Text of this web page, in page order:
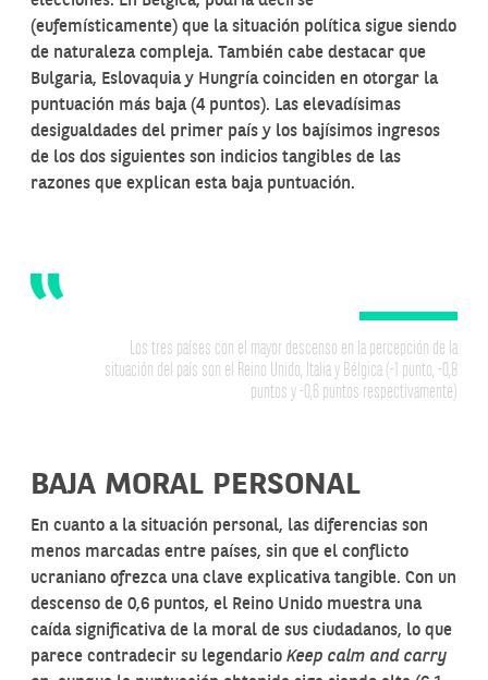
(eufemísticamente) que la situación política sigue siendo
de naturaleza compleja. También cabe destacar que
Bulgaria, Eslovaquia y Hungría coinciden en otorgar la
puntuación más baja (4 puntos). Las elevadísimas
desigualdades del primer país y los bajísimos ingresos
de los dos siguientes son indicios tangibles de las
razones que explican esta baja puntuación.
Los tres países con el mayor descenso en la percepción de la
situación del país son el Reino Unido, Italia y Bélgica (-1 punto, -0,8
puntos y -0,6 puntos respectivamente)
BAJA MORAL PERSONAL
En cuanto a la situación personal, las diferencias son
menos marcadas entre países, sin que el conflicto
ucraniano ofrezca una clave explicativa tangible. Con un
descenso de 0,6 puntos, el Reino Unido muestra una
caída significativa de la moral de sus ciudadanos, lo que
parece contradecir su legendario Keep calm and carry